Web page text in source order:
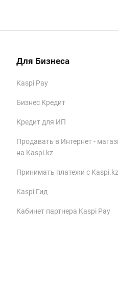
Для Бизнеса
Kaspi Pay
Бизнес Кредит
Кредит для ИП
Продавать в Интернет -
на Kaspi.kz
Принимать платежи с Kaspi.kz
Kaspi Гид
Кабинет партнера Kaspi Pay